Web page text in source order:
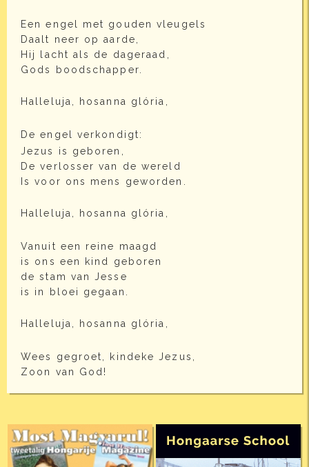
Een engel met gouden vleugels
Daalt neer op aarde,
Hij lacht als de dageraad,
Gods boodschapper.
Halleluja, hosanna glória,
De engel verkondigt:
Jezus is geboren,
De verlosser van de wereld
Is voor ons mens geworden.
Halleluja, hosanna glória,
Vanuit een reine maagd
is ons een kind geboren
de stam van Jesse
is in bloei gegaan.
Halleluja, hosanna glória,
Wees gegroet, kindeke Jezus,
Zoon van God!